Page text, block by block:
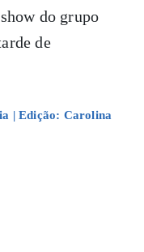
do grupo
de
| Edição: Carolina